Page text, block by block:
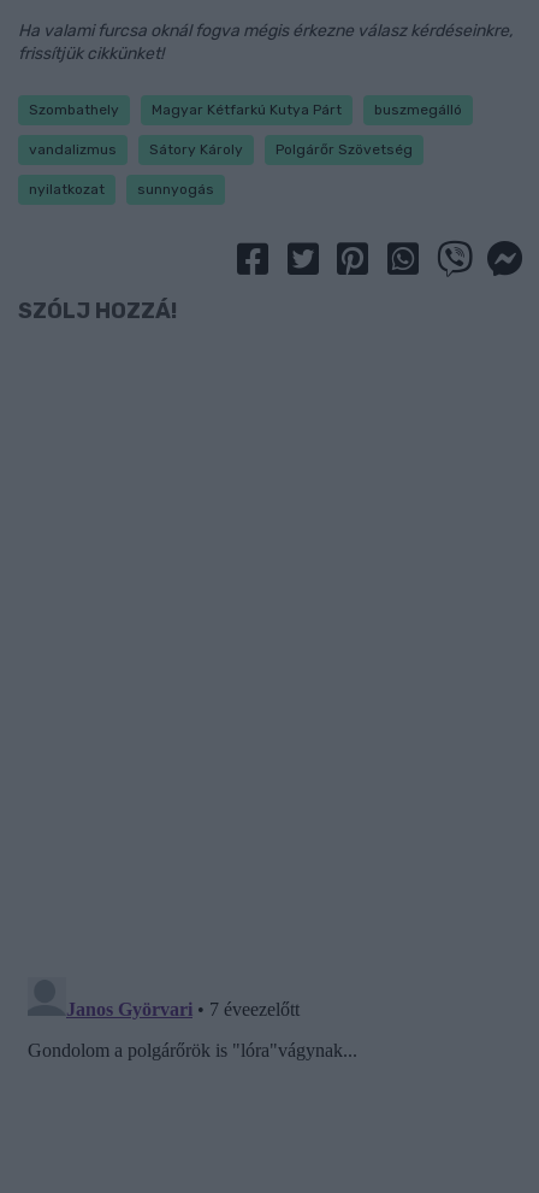
Ha valami furcsa oknál fogva mégis érkezne válasz kérdéseinkre,
frissítjük cikkünket!
Szombathely Magyar Kétfarkú Kutya Párt buszmegálló
vandalizmus Sátory Károly Polgárőr Szövetség
nyilatkozat sunnyogás
SZÓLJ HOZZÁ!